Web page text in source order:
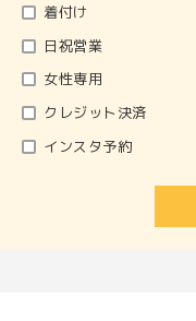
着付け
日祝営業
女性専用
クレジット決済
インスタ予約